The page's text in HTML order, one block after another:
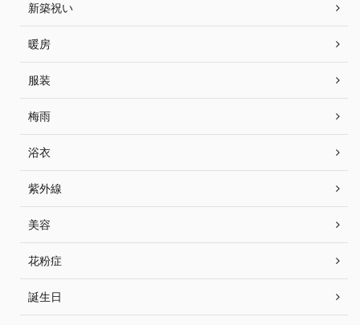
新築祝い
暖房
服装
梅雨
浴衣
紫外線
美容
花粉症
誕生日